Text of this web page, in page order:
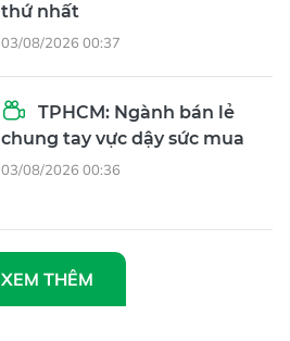
thứ nhất
03/08/2026 00:37
TPHCM: Ngành bán lẻ
chung tay vực dậy sức mua
03/08/2026 00:36
XEM THÊM